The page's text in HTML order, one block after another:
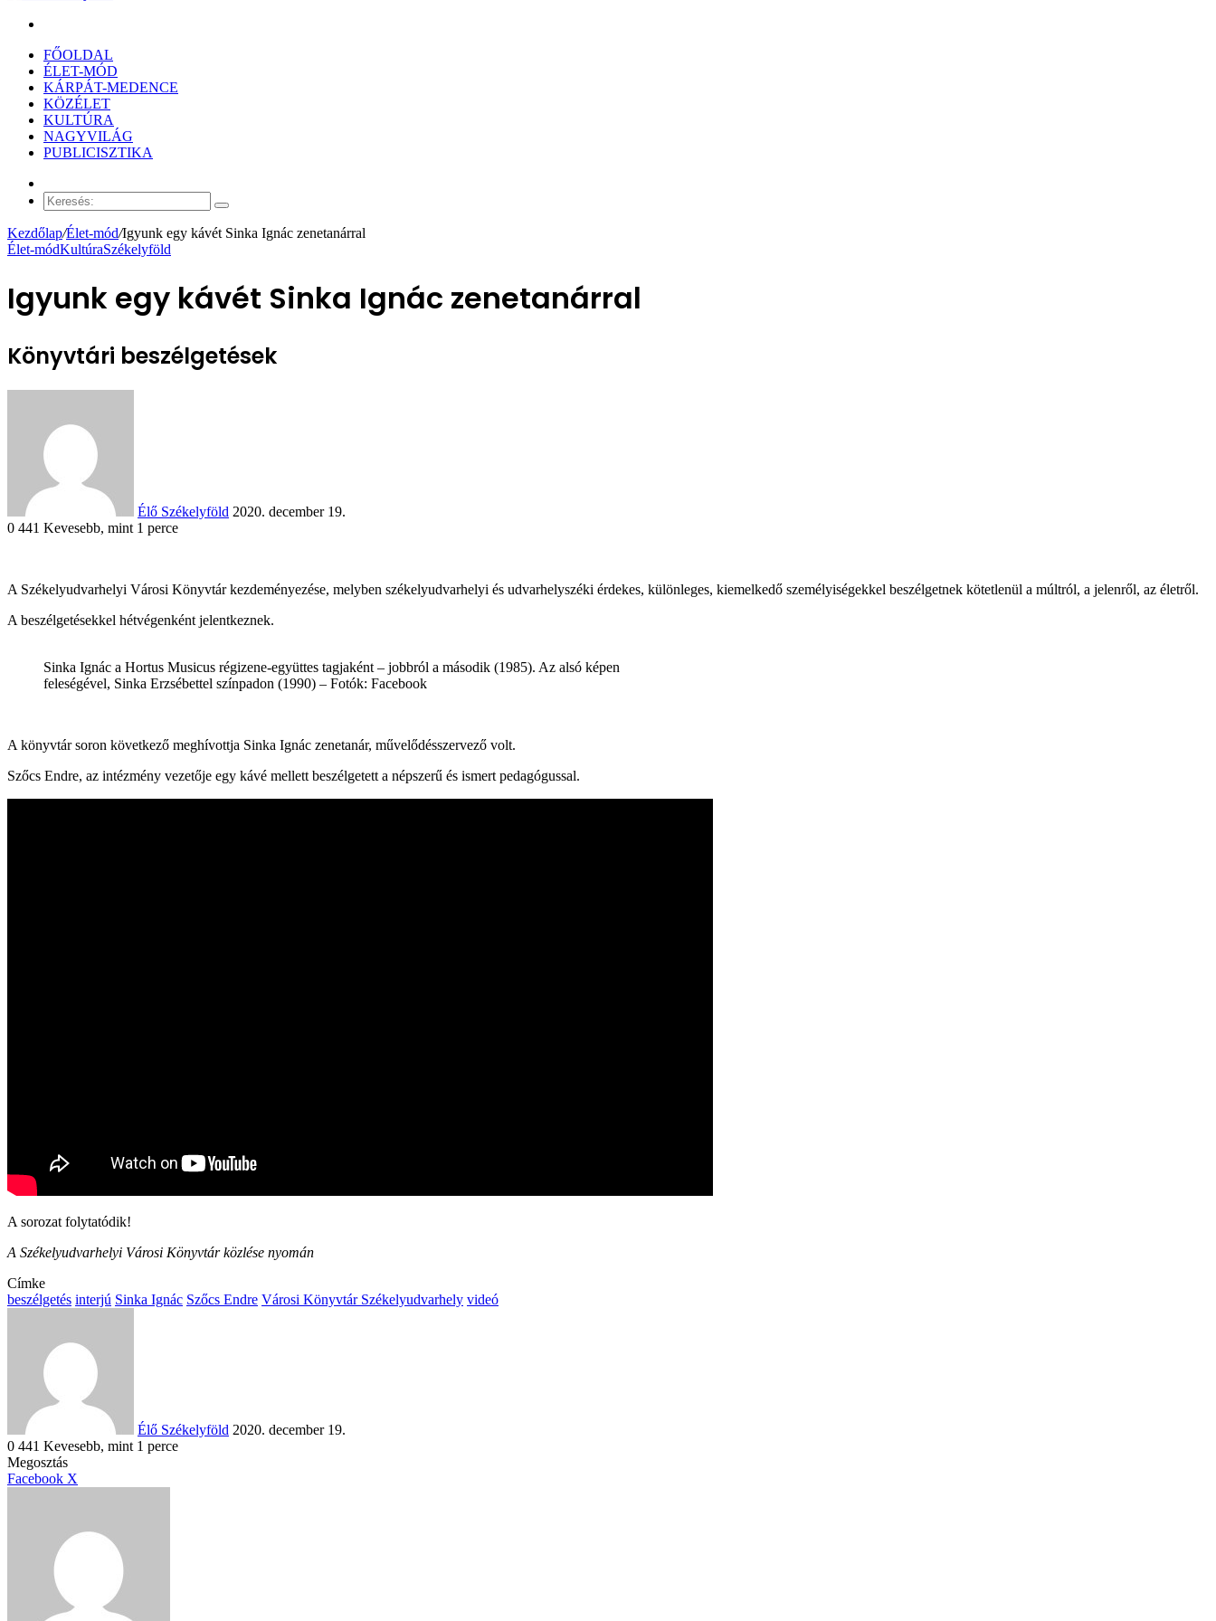
FŐOLDAL
ÉLET-MÓD
KÁRPÁT-MEDENCE
KÖZÉLET
KULTÚRA
NAGYVILÁG
PUBLICISZTIKA
cikk
Keresés:
Kezdőlap/Élet-mód/Igyunk egy kávét Sinka Ignác zenetanárral
Élet-módKultúraSzékelyföld
Igyunk egy kávét Sinka Ignác zenetanárral
Könyvtári beszélgetések
Élő Székelyföld 2020. december 19.
0 441 Kevesebb, mint 1 perce
Facebook
X
Reddit
WhatsApp
Megosztás
ben
Nyomtatás
A Székelyudvarhelyi Városi Könyvtár kezdeményezése, melyben székelyudvarhelyi és udvarhelyszéki érdekes, különleges, kiemelkedő személyiségekkel beszélgetnek kötetlenül a múltról, a jelenről, az életről.
A beszélgetésekkel hétvégenként jelentkeznek.
Sinka Ignác a Hortus Musicus régizene-együttes tagjaként – jobbról a második (1985). Az alsó képen
feleségével, Sinka Erzsébettel színpadon (1990) – Fotók: Facebook
A könyvtár soron következő meghívottja Sinka Ignác zenetanár, művelődésszervező volt.
Szőcs Endre, az intézmény vezetője egy kávé mellett beszélgetett a népszerű és ismert pedagógussal.
A sorozat folytatódik!
A Székelyudvarhelyi Városi Könyvtár közlése nyomán
Címke
beszélgetés interjú Sinka Ignác Szőcs Endre Városi Könyvtár Székelyudvarhely videó
Élő Székelyföld 2020. december 19.
0 441 Kevesebb, mint 1 perce
Facebook
X
Reddit
WhatsApp
Megosztás
email-
Nyomtatás
Megosztás
Facebook X